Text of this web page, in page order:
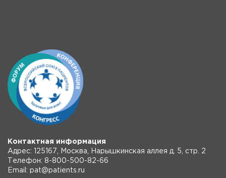
Контактная информация
Адрес: 125167, Москва, Нарышкинская аллея д. 5, стр. 2
Телефон: 8-800-500-82-66
Email: pat@patients.ru